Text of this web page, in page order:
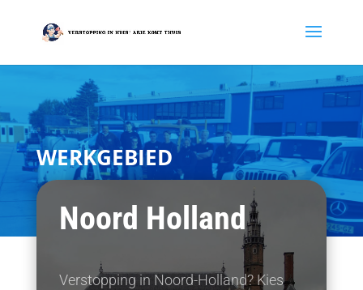
WERKGEBIED
Noord Holland
Verstopping in Noord-Holland? Kies